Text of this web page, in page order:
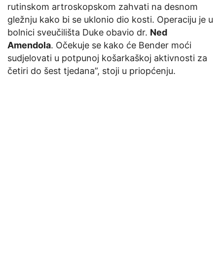
rutinskom artroskopskom zahvati na desnom
gležnju kako bi se uklonio dio kosti. Operaciju je u
bolnici sveučilišta Duke obavio dr. Ned
Amendola. Očekuje se kako će Bender moći
sudjelovati u potpunoj košarkaškoj aktivnosti za
četiri do šest tjedana”, stoji u priopćenju.